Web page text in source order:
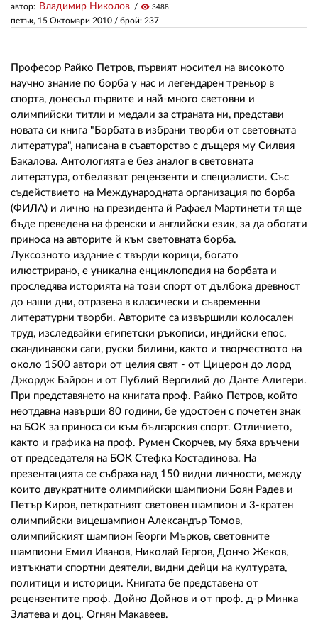
петък, 15 Октомври 2010 / брой: 237
автор: Владимир Николов visibility 3488
Професор Райко Петров, първият носител на високото
научно знание по борба у нас и легендарен треньор в
спорта, донесъл първите и най-много световни и
олимпийски титли и медали за страната ни, представи
новата си книга "Борбата в избрани творби от световната
литература", написана в съавторство с дъщеря му Силвия
Бакалова. Антологията е без аналог в световната
литература, отбелязват рецензенти и специалисти. Със
съдействието на Международната организация по борба
(ФИЛА) и лично на президента й Рафаел Мартинети тя ще
бъде преведена на френски и английски език, за да обогати
приноса на авторите й към световната борба.
Луксозното издание с твърди корици, богато
илюстрирано, е уникална енциклопедия на борбата и
проследява историята на този спорт от дълбока древност
до наши дни, отразена в класически и съвременни
литературни творби. Авторите са извършили колосален
труд, изследвайки египетски ръкописи, индийски епос,
скандинавски саги, руски билини, както и творчеството на
около 1500 автори от целия свят - от Цицерон до лорд
Джордж Байрон и от Публий Вергилий до Данте Алигери.
При представянето на книгата проф. Райко Петров, който
неотдавна навърши 80 години, бе удостоен с почетен знак
на БОК за приноса си към българския спорт. Отличието,
както и графика на проф. Румен Скорчев, му бяха връчени
от председателя на БОК Стефка Костадинова. На
презентацията се събраха над 150 видни личности, между
които двукратните олимпийски шампиони Боян Радев и
Петър Киров, петкратният световен шампион и 3-кратен
олимпийски вицешампион Александър Томов,
олимпийският шампион Георги Мърков, световните
шампиони Емил Иванов, Николай Гергов, Дончо Жеков,
изтъкнати спортни деятели, видни дейци на културата,
политици и историци. Книгата бе представена от
рецензентите проф. Дойно Дойнов и от проф. д-р Минка
Златева и доц. Огнян Макавеев.
АВТОРИ
КОНТАКТИ
РЕКЛАМА
АБОНАМЕНТ
УСЛОВИЯ ЗА ПОЛЗВАНЕ
ПОЛИТИКА ЗА БИСКВИТКИТЕ
ПОЛИТИКАТА ЗА
ПОВЕРИТЕЛНОСТ
02 975 20 35